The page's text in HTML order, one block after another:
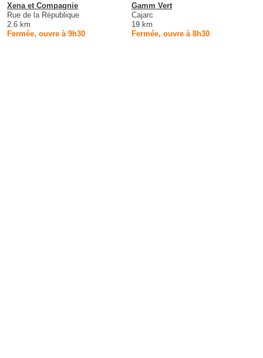
Xena et Compagnie
Rue de la République
2.6 km
Fermée, ouvre à 9h30
Gamm Vert
Cajarc
19 km
Fermée, ouvre à 8h30